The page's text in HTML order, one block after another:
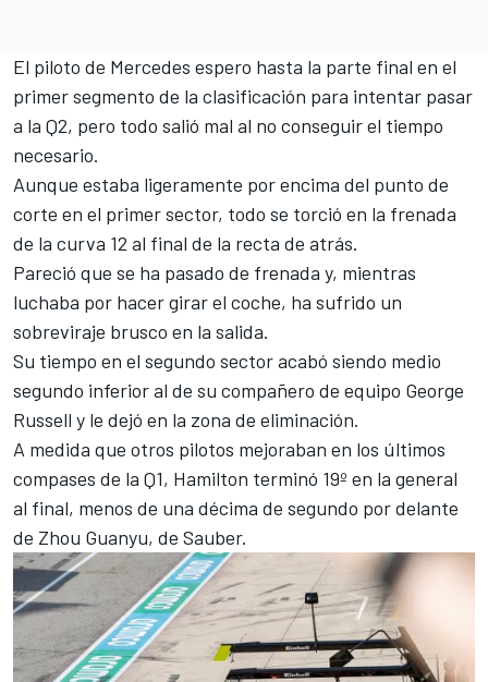
El piloto de Mercedes espero hasta la parte final en el
primer segmento de la clasificación para intentar pasar
a la Q2, pero todo salió mal al no conseguir el tiempo
necesario.
Aunque estaba ligeramente por encima del punto de
corte en el primer sector, todo se torció en la frenada
de la curva 12 al final de la recta de atrás.
Pareció que se ha pasado de frenada y, mientras
luchaba por hacer girar el coche, ha sufrido un
sobreviraje brusco en la salida.
Su tiempo en el segundo sector acabó siendo medio
segundo inferior al de su compañero de equipo George
Russell y le dejó en la zona de eliminación.
A medida que otros pilotos mejoraban en los últimos
compases de la Q1, Hamilton terminó 19º en la general
al final, menos de una décima de segundo por delante
de Zhou Guanyu, de Sauber.